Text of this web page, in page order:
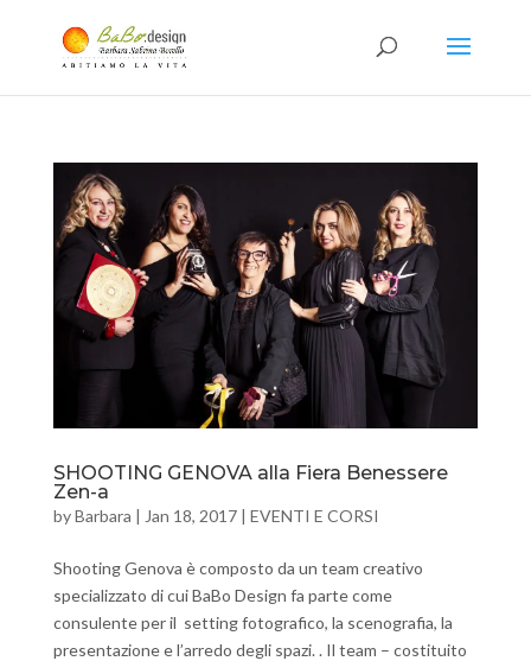
SHOOTING GENOVA alla Fiera Benessere
Zen-a
byBarbara | Jan 18, 2017| EVENTI E CORSI
Shooting Genova è composto da un team creativo
specializzato di cui BaBo Design fa parte come
consulente per il setting fotografico, la scenografia, la
presentazione e l’arredo degli spazi. . Il team – costituito